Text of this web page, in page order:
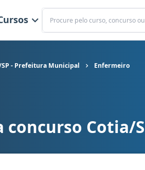
Buscar
- Prefeitura Municipal Enfermeiro
- Prefeitura Municipal cargo Enfermeiro
concurso Cotia/